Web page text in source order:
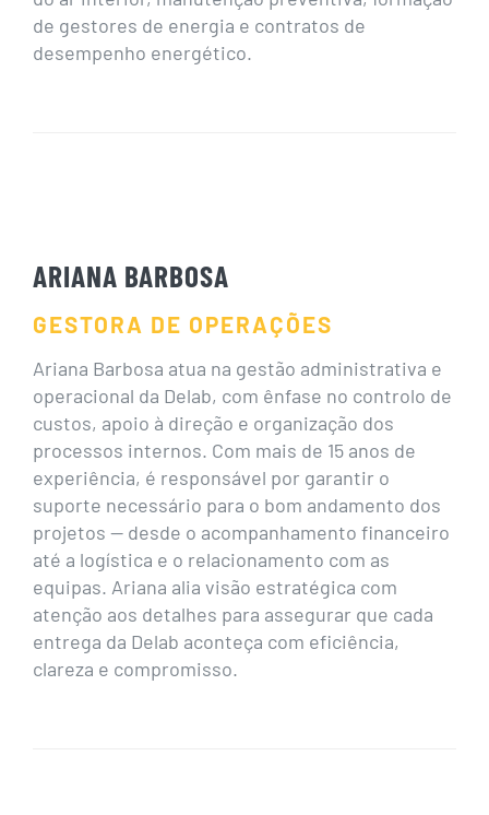
de gestores de energia e contratos de
desempenho energético.
ARIANA BARBOSA
GESTORA DE OPERAÇÕES
Ariana Barbosa atua na gestão administrativa e
operacional da Delab, com ênfase no controlo de
custos, apoio à direção e organização dos
processos internos. Com mais de 15 anos de
experiência, é responsável por garantir o
suporte necessário para o bom andamento dos
projetos — desde o acompanhamento financeiro
até a logística e o relacionamento com as
equipas. Ariana alia visão estratégica com
atenção aos detalhes para assegurar que cada
entrega da Delab aconteça com eficiência,
clareza e compromisso.